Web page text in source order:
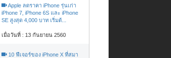
Apple ลดราคา iPhone รุ่นเก่า
iPhone 7, iPhone 6S และ iPhone
SE สูงสุด 4,000 บาท เริ่มต้...
เมื่อวันที่ : 13 กันยายน 2560
10 ฟีเจอร์ของ iPhone X ที่สมา